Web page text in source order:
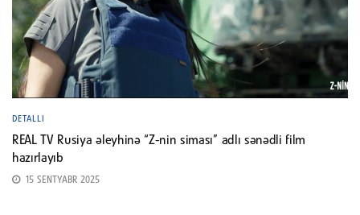
DETALLI
REAL TV Rusiya əleyhinə “Z-nin siması” adlı sənədli film
hazırlayıb
15 SENTYABR 2025